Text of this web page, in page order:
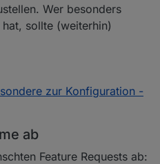
Wer besonders
sollte (weiterhin)
zur Konfiguration -
ab
Feature Requests ab: